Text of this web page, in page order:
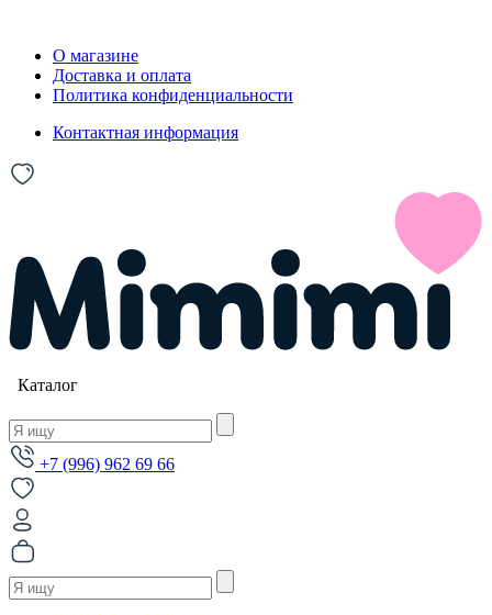
О магазине
Доставка и оплата
Политика конфиденциальности
Контактная информация
Каталог
+7 (996) 962 69 66